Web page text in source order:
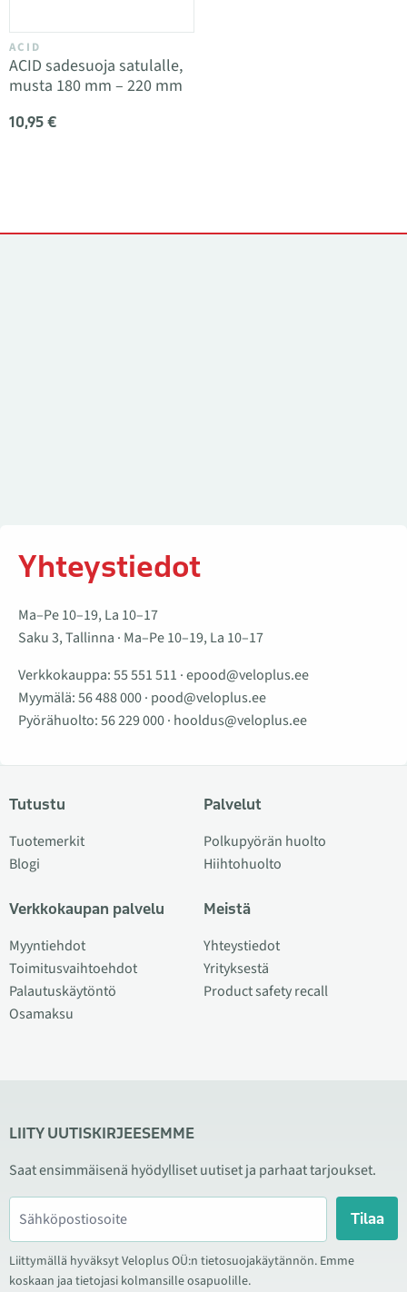
ACID
ACID sadesuoja satulalle,
musta 180 mm – 220 mm
10,95 €
Yhteystiedot
Ma–Pe 10–19, La 10–17
Saku 3, Tallinna · Ma–Pe 10–19, La 10–17
Verkkokauppa:55 551 511 ·epood@veloplus.ee
Myymälä:56 488 000· pood@veloplus.ee
Pyörähuolto:56 229 000· hooldus@veloplus.ee
Tutustu
Tuotemerkit
Blogi
Verkkokaupan palvelu
Myyntiehdot
Toimitusvaihtoehdot
Palautuskäytöntö
Osamaksu
Palvelut
Polkupyörän huolto
Hiihtohuolto
Meistä
Yhteystiedot
Yrityksestä
Product safety recall
LIITY UUTISKIRJEESEMME
Saat ensimmäisenä hyödylliset uutiset ja parhaat tarjoukset.
Tilaa
Liittymällä hyväksyt Veloplus OÜ:n tietosuojakäytännön. Emme
koskaan jaa tietojasi kolmansille osapuolille.